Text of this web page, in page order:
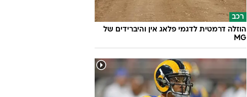
רכב
הוזלה דרמטית לדגמי פלאג אין והיברידים של
MG